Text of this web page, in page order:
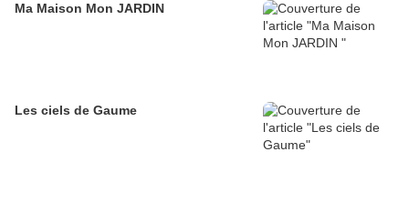
Ma Maison Mon JARDIN
Les ciels de Gaume